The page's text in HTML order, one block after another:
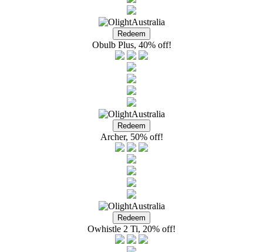
Obulb Plus, 40% off!
Archer, 50% off!
Owhistle 2 Ti, 20% off!